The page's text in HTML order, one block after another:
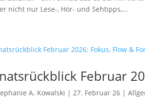
nicht nur Lese-, Hör- und Sehtipps,...
Februar
A. Kowalski |27. Februar 26 |